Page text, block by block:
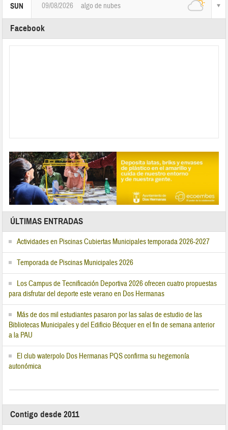
SUN 09/08/2026 algo de nubes
Facebook
ÚLTIMAS ENTRADAS
Actividades en Piscinas Cubiertas Municipales temporada 2026-2027
Temporada de Piscinas Municipales 2026
Los Campus de Tecnificación Deportiva 2026 ofrecen cuatro propuestas
para disfrutar del deporte este verano en Dos Hermanas
Más de dos mil estudiantes pasaron por las salas de estudio de las
Bibliotecas Municipales y del Edificio Bécquer en el fin de semana anterior
a la PAU
El club waterpolo Dos Hermanas PQS confirma su hegemonía
autonómica
Contigo desde 2011